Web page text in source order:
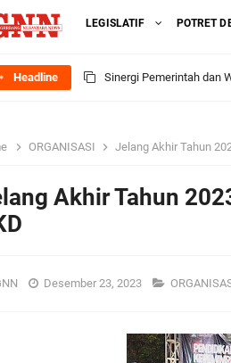
LEGISLATIF POTRET
Headline Sinergi Pemerintah dan
Bupati Gresik Cup 2026
ORGANISASI Jelang Akhir Tahun
Akhir Tahun
Desember 23, 2023